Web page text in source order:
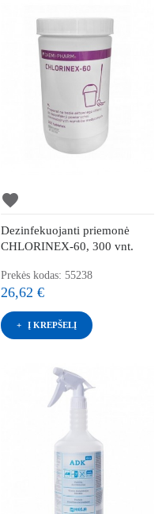
favorite
Dezinfekuojanti priemonė
CHLORINEX-60, 300 vnt.
Prekės kodas: 55238
26,62 €
Į KREPŠELĮ